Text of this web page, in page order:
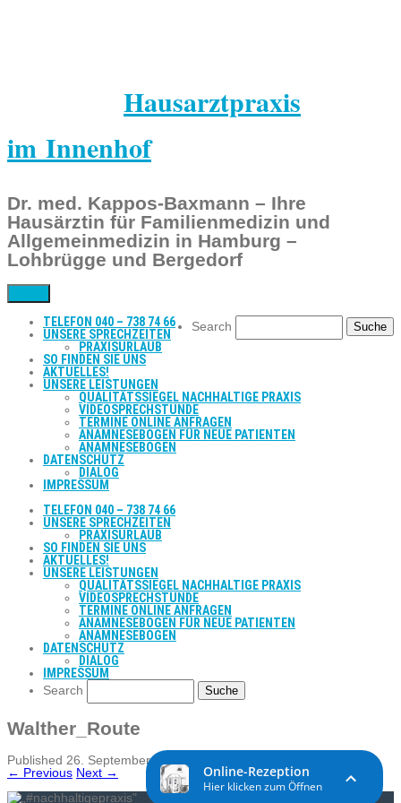
Hausarztpraxis
im Innenhof
Dr. med. Kappos-Baxmann – Ihre
Hausärztin für Familienmedizin und
Allgemeinmedizin in Hamburg –
Lohbrügge und Bergedorf
TELEFON 040 – 738 74 66
UNSERE SPRECHZEITEN
PRAXISURLAUB
SO FINDEN SIE UNS
AKTUELLES!
UNSERE LEISTUNGEN
QUALITÄTSSIEGEL NACHHALTIGE PRAXIS
VIDEOSPRECHSTUNDE
TERMINE ONLINE ANFRAGEN
ANAMNESEBOGEN FÜR NEUE PATIENTEN
ANAMNESEBOGEN
DATENSCHUTZ
DIALOG
IMPRESSUM
Search
TELEFON 040 – 738 74 66
UNSERE SPRECHZEITEN
PRAXISURLAUB
SO FINDEN SIE UNS
AKTUELLES!
UNSERE LEISTUNGEN
QUALITÄTSSIEGEL NACHHALTIGE PRAXIS
VIDEOSPRECHSTUNDE
TERMINE ONLINE ANFRAGEN
ANAMNESEBOGEN FÜR NEUE PATIENTEN
ANAMNESEBOGEN
DATENSCHUTZ
DIALOG
IMPRESSUM
Search
Walther_Route
Published 26. September 2023
← Previous Next →